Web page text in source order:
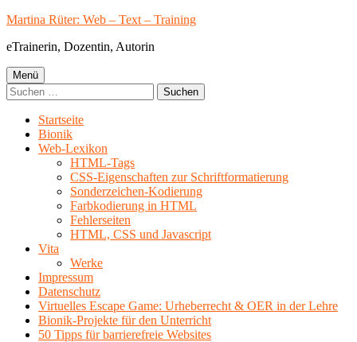
Springe
Inhalt
Martina Rüter: Web – Text – Training
eTrainerin, Dozentin, Autorin
Primäres
Menü
Menü
Suchen
nach:
Startseite
Bionik
Web-Lexikon
HTML-Tags
CSS-Eigenschaften zur Schriftformatierung
Sonderzeichen-Kodierung
Farbkodierung in HTML
Fehlerseiten
HTML, CSS und Javascript
Vita
Werke
Impressum
Datenschutz
Virtuelles Escape Game: Urheberrecht & OER in der Lehre
Bionik-Projekte für den Unterricht
50 Tipps für barrierefreie Websites